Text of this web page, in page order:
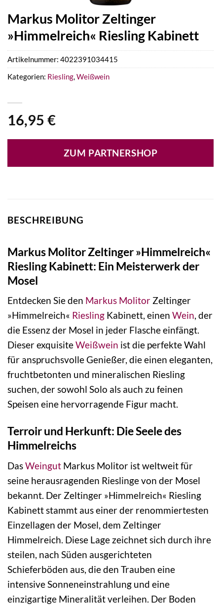
Markus Molitor Zeltinger
»Himmelreich« Riesling Kabinett
16,95 €
ZUM PARTNERSHOP
Artikelnummer: 4022391034415
Kategorien: Riesling,Weißwein
BESCHREIBUNG
Markus Molitor Zeltinger »Himmelreich«
Riesling Kabinett: Ein Meisterwerk der
Mosel
Entdecken Sie den Markus Molitor Zeltinger
»Himmelreich« Riesling Kabinett, einen Wein, der
die Essenz der Mosel in jeder Flasche einfängt.
Dieser exquisiteWeißwein ist die perfekte Wahl
für anspruchsvolle Genießer, die einen eleganten,
fruchtbetonten und mineralischen Riesling
suchen, der sowohl Solo als auch zu feinen
Speisen eine hervorragende Figur macht.
Terroir und Herkunft: Die Seele des
Himmelreichs
DasWeingut Markus Molitor ist weltweit für
seine herausragenden Rieslinge von der Mosel
bekannt. Der Zeltinger »Himmelreich« Riesling
Kabinett stammt aus einer der renommiertesten
Einzellagen der Mosel, dem Zeltinger
Himmelreich. Diese Lage zeichnet sich durch ihre
steilen, nach Süden ausgerichteten
Schieferböden aus, die den Trauben eine
intensive Sonneneinstrahlung und eine
einzigartige Mineralität verleihen. Der Boden